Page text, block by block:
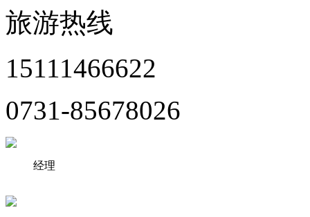
旅游热线
15111466622
0731-85678026
经理